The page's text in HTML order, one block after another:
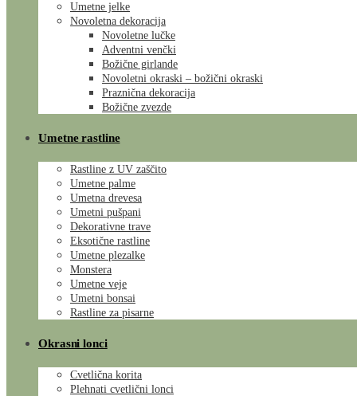
Umetne jelke
Novoletna dekoracija
Novoletne lučke
Adventni venčki
Božične girlande
Novoletni okraski – božični okraski
Praznična dekoracija
Božične zvezde
Umetne rastline
Rastline z UV zaščito
Umetne palme
Umetna drevesa
Umetni pušpani
Dekorativne trave
Eksotične rastline
Umetne plezalke
Monstera
Umetne veje
Umetni bonsai
Rastline za pisarne
Okrasni lonci
Cvetlična korita
Plehnati cvetlični lonci